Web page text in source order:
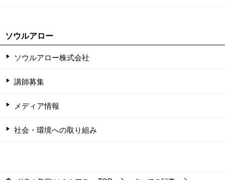
ソウルアロー
ソウルアロー株式会社
講師募集
メディア情報
社会・環境への取り組み